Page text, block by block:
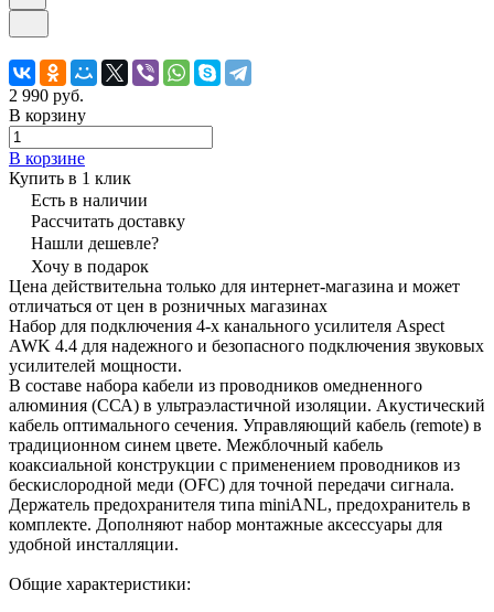
2 990 руб.
В корзину
В корзине
Купить в 1 клик
Есть в наличии
Рассчитать доставку
Нашли дешевле?
Хочу в подарок
Цена действительна только для интернет-магазина и может
отличаться от цен в розничных магазинах
Набор для подключения 4-х канального усилителя Aspect
AWK 4.4 для надежного и безопасного подключения звуковых
усилителей мощности.
В составе набора кабели из проводников омедненного
алюминия (ССА) в ультраэластичной изоляции. Акустический
кабель оптимального сечения. Управляющий кабель (remote) в
традиционном синем цвете. Межблочный кабель
коаксиальной конструкции с применением проводников из
бескислородной меди (OFC) для точной передачи сигнала.
Держатель предохранителя типа miniANL, предохранитель в
комплекте. Дополняют набор монтажные аксессуары для
удобной инсталляции.
Общие характеристики: